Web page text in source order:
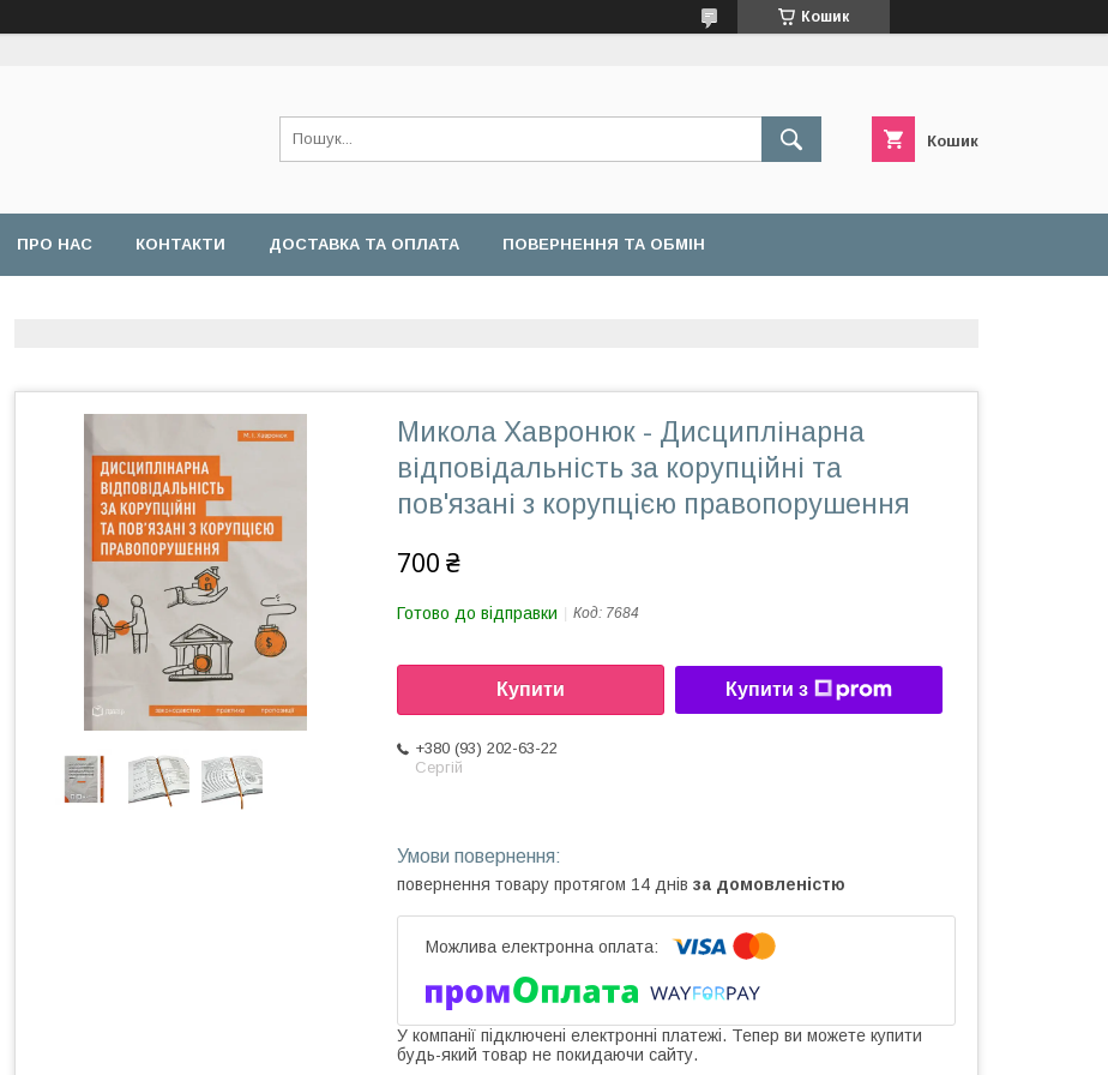
Кошик
Кошик
ПРО НАС КОНТАКТИ ДОСТАВКА ТА ОПЛАТА ПОВЕРНЕННЯ ТА ОБМІН
Микола Хавронюк - Дисциплінарна
відповідальність за корупційні та
пов'язані з корупцією правопорушення
700 ₴
Готово до відправки Код: 7684
Купити Купити з
+380 (93) 202-63-22
Сергій
повернення товару протягом 14 днів за домовленістю
У компанії підключені електронні платежі. Тепер ви можете купити
будь-який товар не покидаючи сайту.